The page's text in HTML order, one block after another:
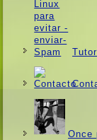
Once